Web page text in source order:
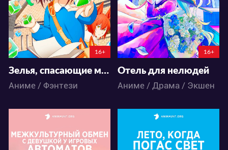
16+
Зелья, спасающие меня
Аниме / Фэнтези
16+
Отель для нелюдей
Аниме / Драма / Экшен